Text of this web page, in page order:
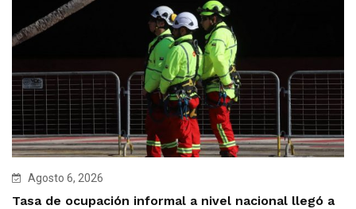
Agosto 6, 2026
Tasa de ocupación informal a nivel nacional llegó a